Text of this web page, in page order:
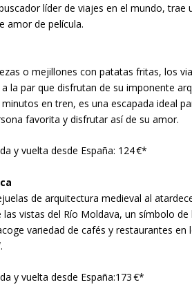
líder de viajes en el mundo,
amor de película.
o mejillones con patatas fritas, los
la par que disfrutan de su imponente
en tren, es una escapada ideal
favorita y disfrutar así de su amor.
y vuelta desde España: 124 €*
de arquitectura medieval al
vistas del Río Moldava, un símbolo
variedad de cafés y restaurantes
.
y vuelta desde España:173 €*